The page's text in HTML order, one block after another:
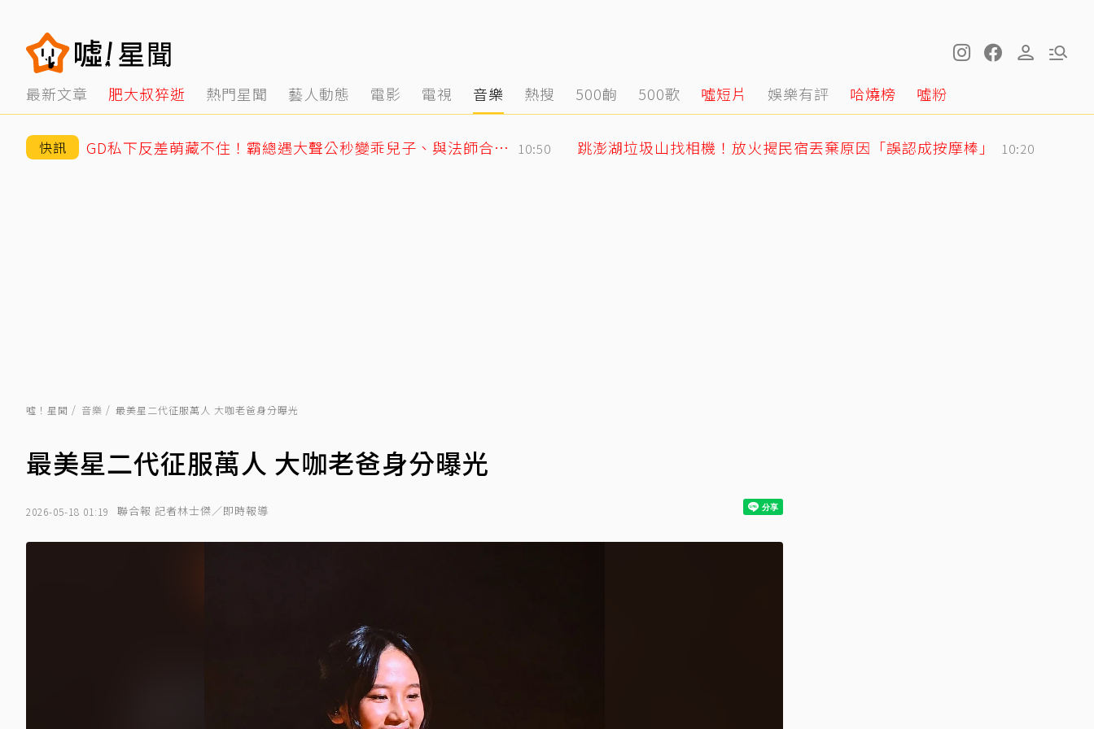
最新文章 肥大叔猝逝 熱門星聞 藝人動態 電影 電視 音樂 熱搜 500齣 500歌 噓短片 娛樂有評 哈燒榜 噓粉
快訊 GD私下反差萌藏不住！霸總遇大聲公秒變乖兒子、與法師合照掀網暴動 10:50 跳澎湖垃圾山找相機！放火揭民宿丟棄原因「誤認成按摩棒」 10:20
噓！星聞 音樂 最美星二代征服萬人 大咖老爸身分曝光
最美星二代征服萬人 大咖老爸身分曝光
2026-05-18 01:19 聯合報 記者林士傑／即時報導